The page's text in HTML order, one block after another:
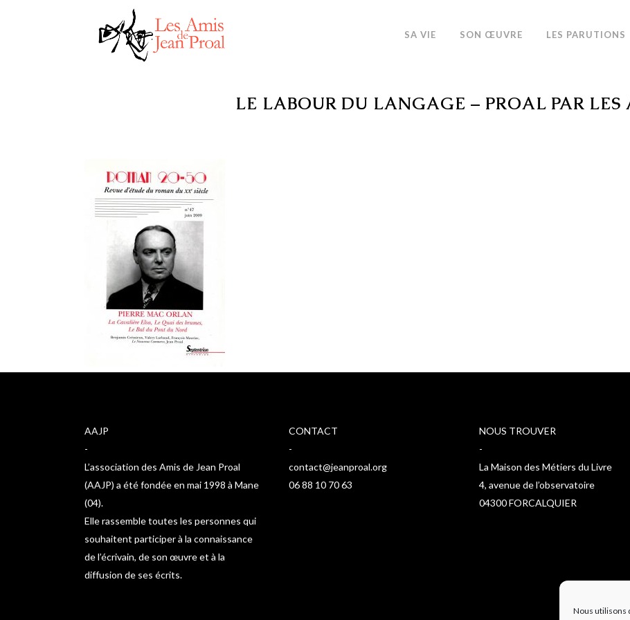
Nous utilisons
SA VIE SON ŒUVRE LES PARUTIONS
LE LABOUR DU LANGAGE – PROAL PAR LES
AAJP
-
L’association des Amis de Jean Proal
(AAJP) a été fondée en mai 1998 à Mane
(04).
Elle rassemble toutes les personnes qui
souhaitent participer à la connaissance
de l’écrivain, de son œuvre et à la
diffusion de ses écrits.
CONTACT
-
contact@jeanproal.org
06 88 10 70 63
NOUS TROUVER
-
La Maison des Métiers du Livre
4, avenue de l’observatoire
04300 FORCALQUIER